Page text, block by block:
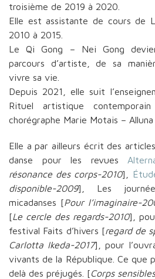
troisième de 2019 à 2020.
Elle est assistante de cours de
2010 à 2015.
Le Qi Gong – Nei Gong
parcours d’artiste, de sa
vivre sa vie.
Depuis 2021, elle suit
Rituel artistique
chorégraphe Marie Motais – Alluna
Elle a par ailleurs écrit des
danse pour les revues
résonance des corps-2010],
disponible-2009], Les
micadanses [Pour l’imaginaire-
[Le cercle des regards-2010],
festival Faits d’hivers [regard de
Carlotta Ikeda-2017], pour
vivants de la République. Ce que
delà des préjugés. [Corps